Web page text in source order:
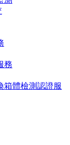
務
箱體檢測認證服